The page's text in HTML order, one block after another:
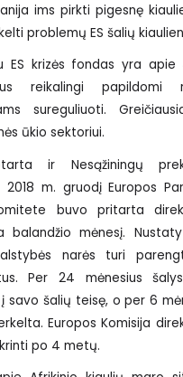
ims pirkti pigesnę
problemų ES šalių
ES krizės fondas yra
reikalingi papildomi
sureguliuoti.
ūkio sektoriui.
ir Nesąžiningų
2018 m. gruodį Europos
buvo pritarta
balandžio mėnesį.
narės turi
Per 24 mėnesius
savo šalių teisę, o per 6
Europos Komisija
po 4 metų.